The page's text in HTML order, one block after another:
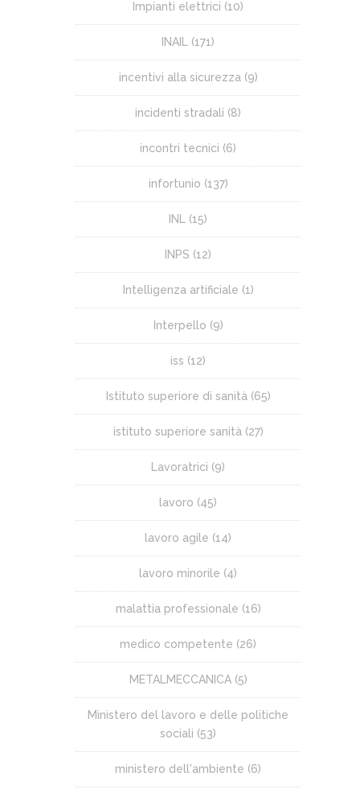
Impianti elettrici (10)
INAIL (171)
incentivi alla sicurezza (9)
incidenti stradali (8)
incontri tecnici (6)
infortunio (137)
INL (15)
INPS (12)
Intelligenza artificiale (1)
Interpello (9)
iss (12)
Istituto superiore di sanità (65)
istituto superiore sanità (27)
Lavoratrici (9)
lavoro (45)
lavoro agile (14)
lavoro minorile (4)
malattia professionale (16)
medico competente (26)
METALMECCANICA(5)
Ministero del lavoro e delle politiche
sociali (53)
ministero dell'ambiente (6)